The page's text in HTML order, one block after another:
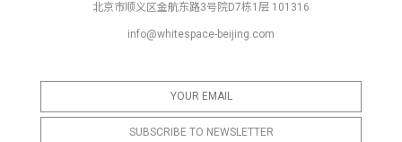
北京市顺义区金航东路3号院D7栋1层 101316
info@whitespace-beijing.com